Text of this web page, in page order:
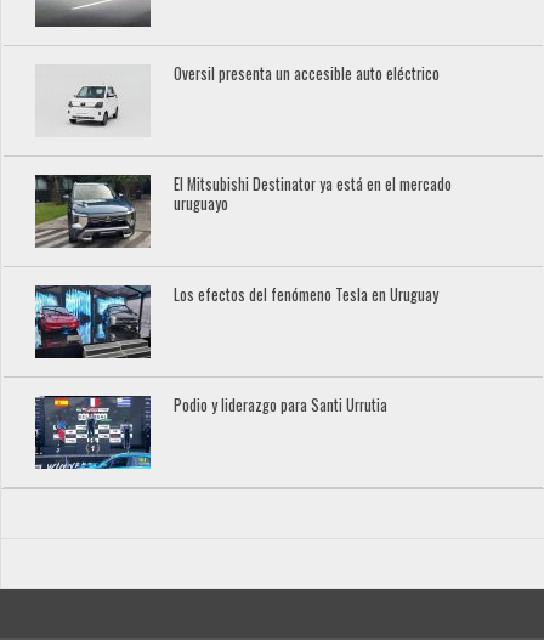
Oversil presenta un accesible auto eléctrico
El Mitsubishi Destinator ya está en el mercado
uruguayo
Los efectos del fenómeno Tesla en Uruguay
Podio y liderazgo para Santi Urrutia